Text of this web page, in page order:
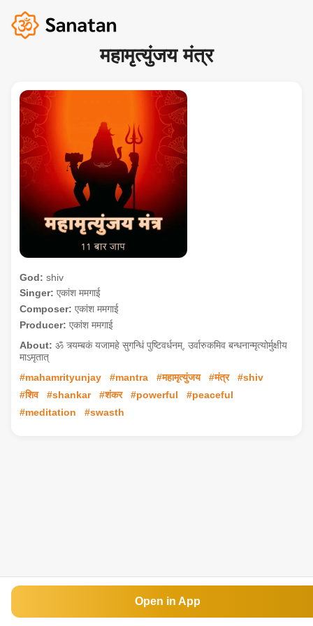
महामृत्युंजय मंत्र
God: shiv
Singer: एकांश ममगाई
Composer: एकांश ममगाई
Producer: एकांश ममगाई
About: ॐ त्र्यम्बकं यजामहे सुगन्धिं पुष्टिवर्धनम्, उर्वारुकमिव बन्धनान्मृत्योर्मुक्षीय
माऽमृतात्
#mahamrityunjay
#mantra #महामृत्युंजय #मंत्र
#shiv
#शिव
#shankar #शंकर #powerful
#peaceful
#meditation
#swasth
Open in App